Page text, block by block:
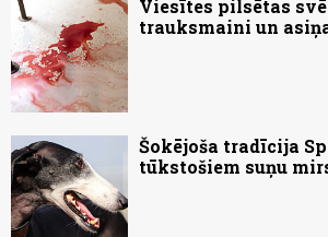
Viesītes pilsētas
trauksmaini un
Šokējoša tradīcija
tūkstošiem suņu